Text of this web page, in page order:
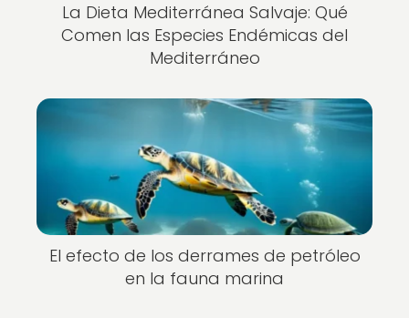
La Dieta Mediterránea Salvaje: Qué
Comen las Especies Endémicas del
Mediterráneo
El efecto de los derrames de petróleo
en la fauna marina